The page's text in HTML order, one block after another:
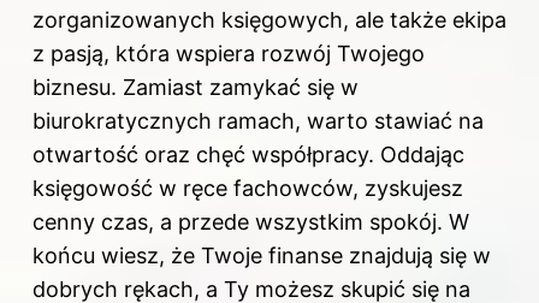
zorganizowanych księgowych, ale także ekipa
z pasją, która wspiera rozwój Twojego
biznesu. Zamiast zamykać się w
biurokratycznych ramach, warto stawiać na
otwartość oraz chęć współpracy. Oddając
księgowość w ręce fachowców, zyskujesz
cenny czas, a przede wszystkim spokój. W
końcu wiesz, że Twoje finanse znajdują się w
dobrych rękach, a Ty możesz skupić się na